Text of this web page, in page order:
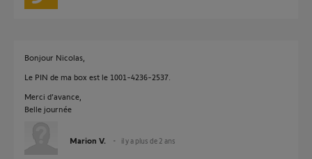
Bonjour Nicolas,
Le PIN de ma box est le 1001-4236-2537.
Merci d’avance,
Belle journée
Marion V. il y a plus de 2 ans